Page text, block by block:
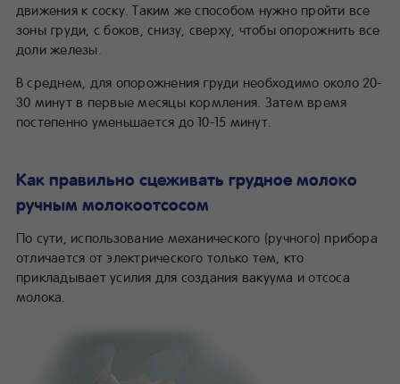
движения к соску. Таким же способом нужно пройти все
зоны груди, с боков, снизу, сверху, чтобы опорожнить все
доли железы.
В среднем, для опорожнения груди необходимо около 20-
30 минут в первые месяцы кормления. Затем время
постепенно уменьшается до 10-15 минут.
Как правильно сцеживать грудное молоко
ручным молокоотсосом
По сути, использование механического (ручного) прибора
отличается от электрического только тем, кто
прикладывает усилия для создания вакуума и отсоса
молока.